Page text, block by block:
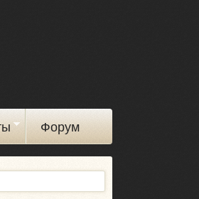
Форум